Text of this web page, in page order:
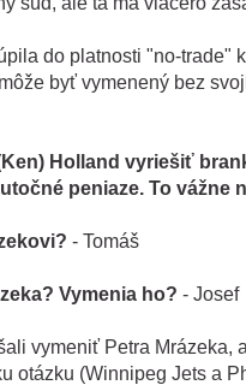
do platnosti "no-trade"
byť vymenený bez
Holland vyriešiť
peniaze. To vážne
- Tomáš
Vymenia ho? - Josef
vymeniť Petra Mrázeka,
otázku (Winnipeg Jets a